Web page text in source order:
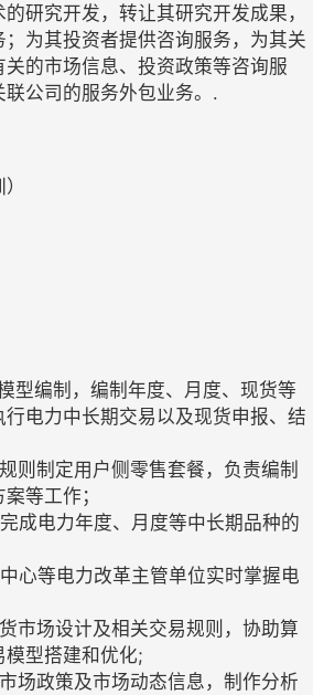
研究开发，转让其研究开发成果，
为其投资者提供咨询服务，为其关
的市场信息、投资政策等咨询服
公司的服务外包业务。.
型编制，编制年度、月度、现货等
电力中长期交易以及现货申报、结
则制定用户侧零售套餐，负责编制
等工作；
成电力年度、月度等中长期品种的
心等电力改革主管单位实时掌握电
市场设计及相关交易规则，协助算
型搭建和优化;
场政策及市场动态信息，制作分析